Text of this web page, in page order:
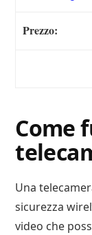
Come
Una
sicurezza
video che